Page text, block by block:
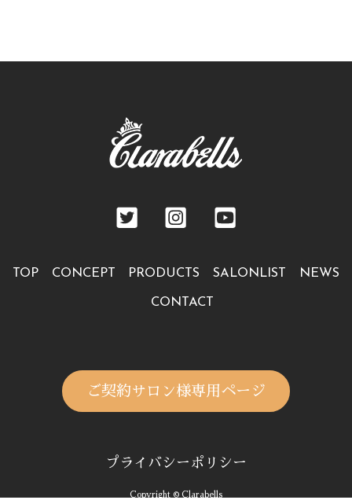
TOP CONCEPT PRODUCTS SALONLIST NEWS
CONTACT
ご契約サロン様専用ページ
プライバシーポリシー
Copyright © Clarabells